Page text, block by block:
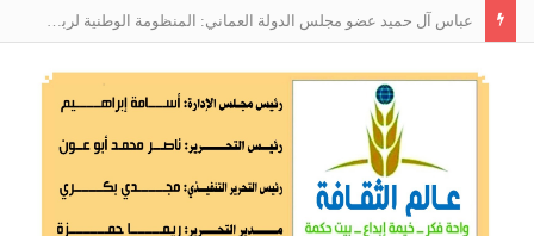
عباس آل حميد عضو مجلس الدولة العماني: المنظومة الوطنية لربط التوظيف بالمهارات تعالج البطالة من جذورها